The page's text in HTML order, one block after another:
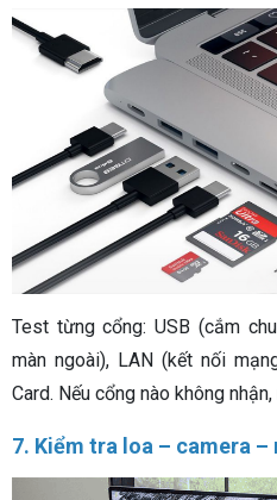
Test từng cổng: USB (cắm
màn ngoài), LAN (kết nối
Card. Nếu cổng nào không
7. Kiểm tra loa – camera –